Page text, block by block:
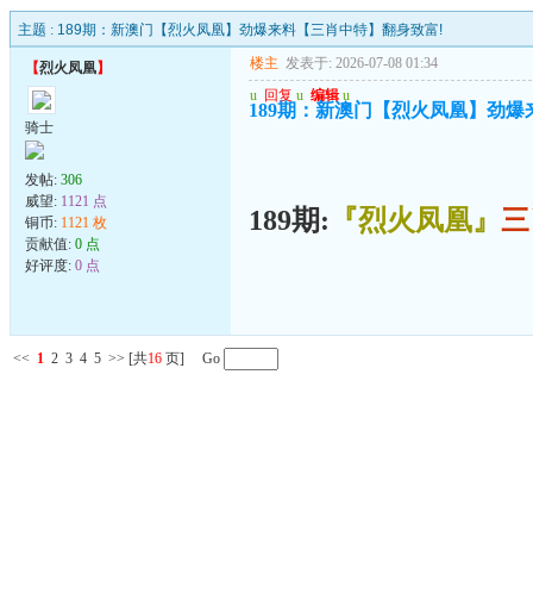
主题 : 189期：新澳门【烈火凤凰】劲爆来料【三肖中特】翻身致富!
【烈火凤凰】
骑士
发帖: 306
威望: 1121 点
铜币: 1121 枚
贡献值: 0 点
好评度: 0 点
楼主 发表于: 2026-07-08 01:34
u 回复 u 编辑 u
189期：新澳门【烈火凤凰】劲
189期: 『烈火凤凰』
<< 1 2 3 4 5 >> [共16 页] Go